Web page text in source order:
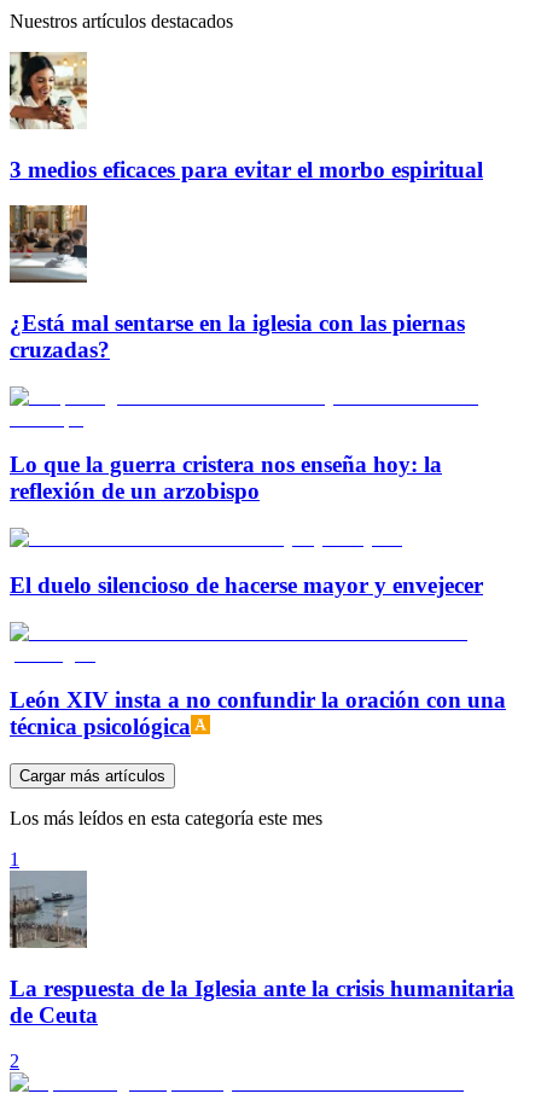
Nuestros artículos destacados
3 medios eficaces para evitar el morbo espiritual
¿Está mal sentarse en la iglesia con las piernas
cruzadas?
Lo que la guerra cristera nos enseña hoy: la
reflexión de un arzobispo
El duelo silencioso de hacerse mayor y envejecer
León XIV insta a no confundir la oración con una
técnica psicológica
Cargar más artículos
Los más leídos en esta categoría este mes
1
La respuesta de la Iglesia ante la crisis humanitaria
de Ceuta
2